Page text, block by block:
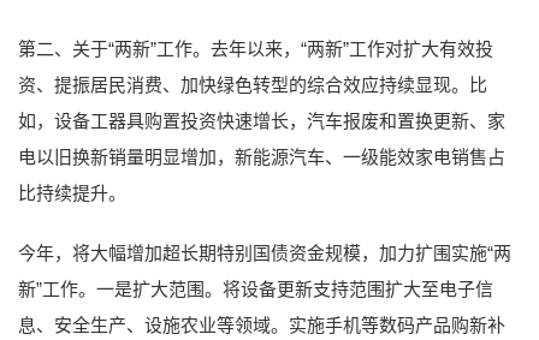
第二、关于“两新”工作。去年以来，“两新”工作对扩大有效投
资、提振居民消费、加快绿色转型的综合效应持续显现。比
如，设备工器具购置投资快速增长，汽车报废和置换更新、家
电以旧换新销量明显增加，新能源汽车、一级能效家电销售占
比持续提升。
今年，将大幅增加超长期特别国债资金规模，加力扩围实施“两
新”工作。一是扩大范围。将设备更新支持范围扩大至电子信
息、安全生产、设施农业等领域。实施手机等数码产品购新补